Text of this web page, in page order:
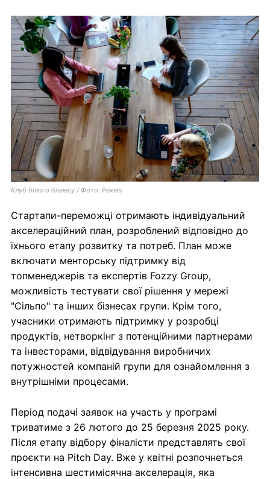
Клуб білого бізнесу / Фото: Pexels
Стартапи-переможці отримають індивідуальний
акселераційний план, розроблений відповідно до
їхнього етапу розвитку та потреб. План може
включати менторську підтримку від
топменеджерів та експертів Fozzy Group,
можливість тестувати свої рішення у мережі
"Сільпо" та інших бізнесах групи. Крім того,
учасники отримають підтримку у розробці
продуктів, нетворкінг з потенційними партнерами
та інвесторами, відвідування виробничих
потужностей компаній групи для ознайомлення з
внутрішніми процесами.
Період подачі заявок на участь у програмі
триватиме з 26 лютого до 25 березня 2025 року.
Після етапу відбору фіналісти представлять свої
проєкти на Pitch Day. Вже у квітні розпочнеться
інтенсивна шестимісячна акселерація, яка